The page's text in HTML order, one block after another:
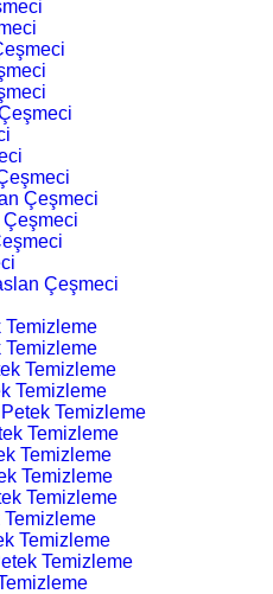
Çeşmeci
Çeşmeci
Temizleme
Temizleme
Temizleme
Temizleme
Temizleme
Temizleme
Temizleme
Temizleme
Temizleme
Temizleme
Temizleme